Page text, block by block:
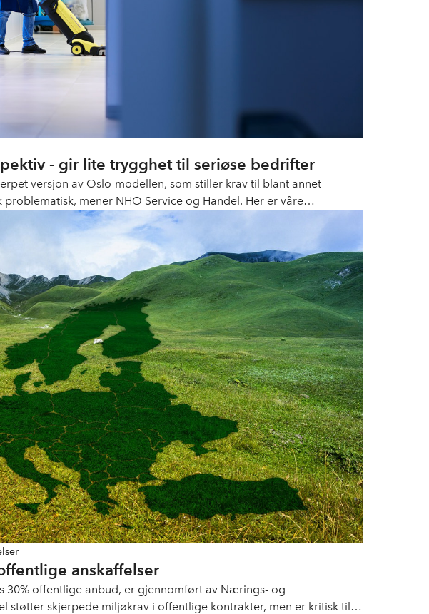
- gir lite trygghet til seriøse bedrifter
versjon av Oslo-modellen, som stiller krav til blant annet
mener NHO Service og Handel. Her er våre
anskaffelser
30% offentlige anbud, er gjennomført av Nærings- og
støtter skjerpede miljøkrav i offentlige kontrakter, men er kritisk til